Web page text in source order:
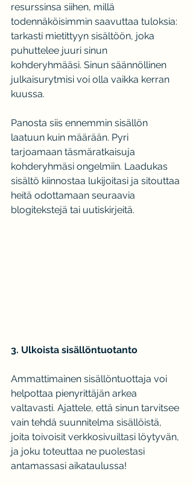
resurssinsa siihen, millä
todennäköisimmin saavuttaa tuloksia:
tarkasti mietittyyn sisältöön, joka
puhuttelee juuri sinun
kohderyhmääsi. Sinun säännöllinen
julkaisurytmisi voi olla vaikka kerran
kuussa.
Panosta siis ennemmin sisällön
laatuun kuin määrään. Pyri
tarjoamaan täsmäratkaisuja
kohderyhmäsi ongelmiin. Laadukas
sisältö kiinnostaa lukijoitasi ja sitouttaa
heitä odottamaan seuraavia
blogitekstejä tai uutiskirjeitä.
3. Ulkoista sisällöntuotanto
Ammattimainen sisällöntuottaja voi
helpottaa pienyrittäjän arkea
valtavasti. Ajattele, että sinun tarvitsee
vain tehdä suunnitelma sisällöistä,
joita toivoisit verkkosivuiltasi löytyvän,
ja joku toteuttaa ne puolestasi
antamassasi aikataulussa!